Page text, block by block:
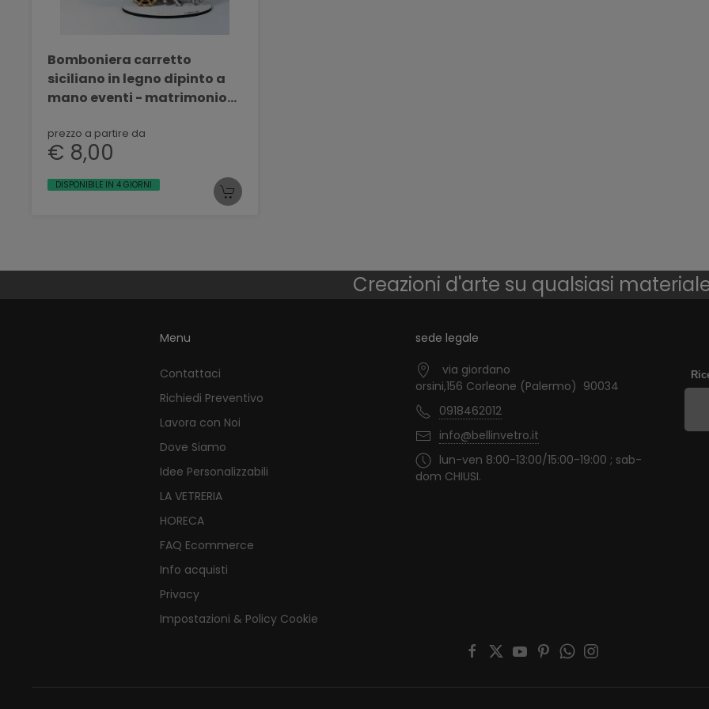
Bomboniera carretto
siciliano in legno dipinto a
mano eventi - matrimonio
prezzo a partire da
€ 8,00
DISPONIBILE IN 4 GIORNI
Creazioni d'arte su qualsiasi
Menu
Contattaci
Richiedi Preventivo
Lavora con Noi
Dove Siamo
Idee Personalizzabili
LA VETRERIA
HORECA
FAQ Ecommerce
Info acquisti
Privacy
Impostazioni & Policy Cookie
sede legale
via giordano
orsini,156 Corleone (Palermo) 90034
0918462012
info@bellinvetro.it
lun-ven 8:00-13:00/15:00-19:00 ; sab-
dom CHIUSI.